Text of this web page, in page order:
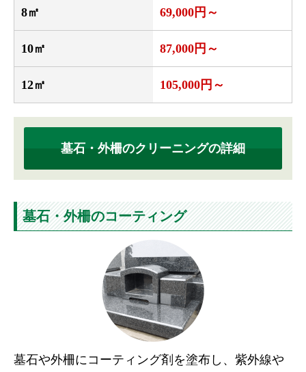
8㎡ 69,000円～
10㎡ 87,000円～
12㎡ 105,000円～
墓石・外柵のクリーニングの詳細
墓石・外柵のコーティング
墓石や外柵にコーティング剤を塗布し、紫外線や